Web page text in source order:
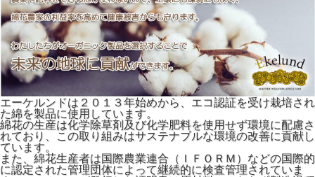
エーケルンドは２０１３年始めから、エコ認証を受け栽培され
た綿を製品に使用しています。
綿花の生産は化学除草剤及び化学肥料を使用せず環境に配慮さ
れており、この取り組みはサステナブルな環境の改善に貢献し
ています。
また、綿花生産者は国際農業連合（ＩＦＯＲＭ）などの国際的
に認定された管理団体によって継続的に検査管理されていま